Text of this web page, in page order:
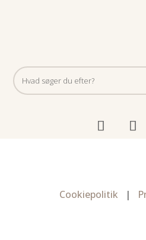
Cookiepolitik |